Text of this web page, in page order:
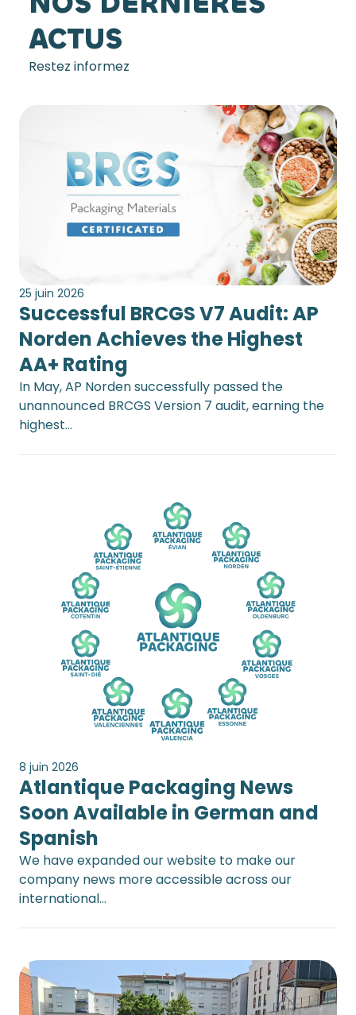
ACTUS
Restez informez
25 juin 2026
Successful BRCGS V7 Audit: AP
Norden Achieves the Highest
AA+ Rating
In May, AP Norden successfully passed the
unannounced BRCGS Version 7 audit, earning the
highest…
8 juin 2026
Atlantique Packaging News
Soon Available in German and
Spanish
We have expanded our website to make our
company news more accessible across our
international…